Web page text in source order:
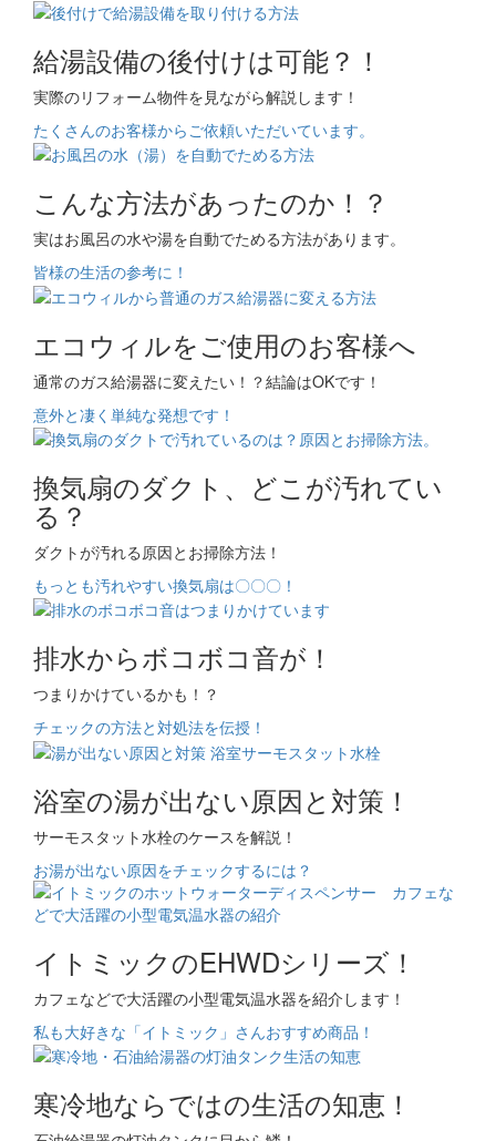
給湯設備の後付けは可能？！
実際のリフォーム物件を見ながら解説します！
たくさんのお客様からご依頼いただいています。
こんな方法があったのか！？
実はお風呂の水や湯を自動でためる方法があります。
皆様の生活の参考に！
エコウィルをご使用のお客様へ
通常のガス給湯器に変えたい！？結論はOKです！
意外と凄く単純な発想です！
換気扇のダクト、どこが汚れてい
る？
ダクトが汚れる原因とお掃除方法！
もっとも汚れやすい換気扇は〇〇〇！
排水からボコボコ音が！
つまりかけているかも！？
チェックの方法と対処法を伝授！
浴室の湯が出ない原因と対策！
サーモスタット水栓のケースを解説！
お湯が出ない原因をチェックするには？
イトミックのEHWDシリーズ！
カフェなどで大活躍の小型電気温水器を紹介します！
私も大好きな「イトミック」さんおすすめ商品！
寒冷地ならではの生活の知恵！